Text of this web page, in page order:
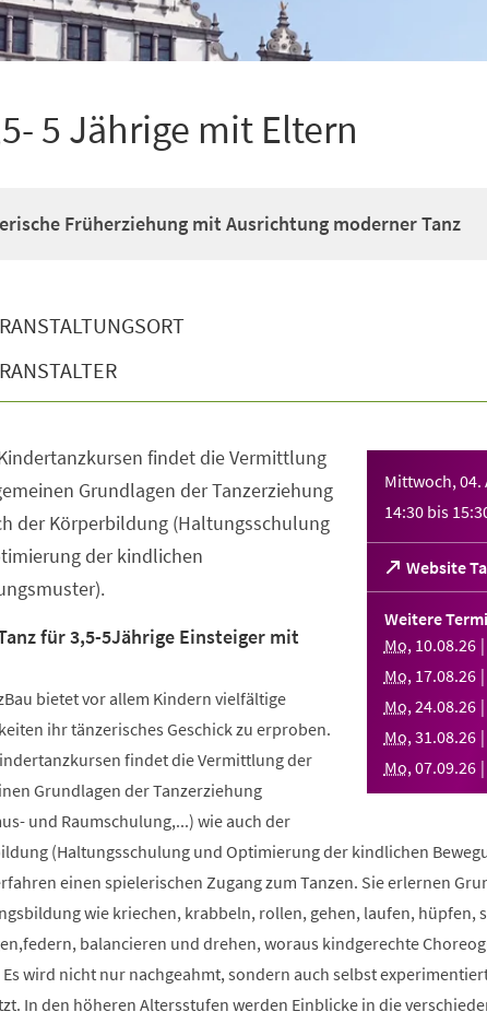
5 Jährige mit Eltern
Früherziehung mit Ausrichtung moderner Tanz
Mittwoch, 04.
14:30 bis
Website
(Öffnet
in
einem
Tab)
Weitere
Mo, 10.08.26
Mo, 17.08.26
Mo,24.08.26
Mo,31.08.26
Mo,07.09.26
findet die Vermittlung
Grundlagen der Tanzerziehung
der Körperbildung (Haltungsschulung
der kindlichen
für 3,5-5Jährige Einsteiger mit
bietet vor allem Kindern vielfältige
ihr tänzerisches Geschick zu erproben.
findet die Vermittlung der
Grundlagen der Tanzerziehung
und Raumschulung,...) wie auch der
(Haltungsschulung und Optimierung der kindlichen
einen spielerischen Zugang zum Tanzen. Sie erlernen
wie kriechen, krabbeln, rollen, gehen, laufen, hüpfen,
balancieren und drehen, woraus kindgerechte
wird nicht nur nachgeahmt, sondern auch selbst
In den höheren Altersstufen werden Einblicke in die